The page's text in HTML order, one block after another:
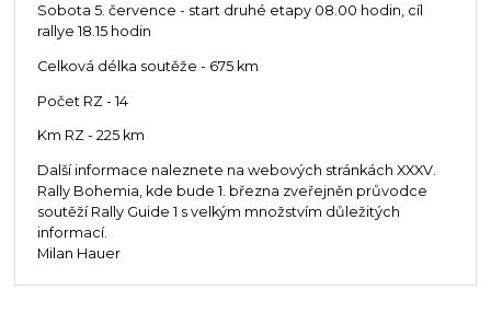
Sobota 5. července - start druhé etapy 08.00 hodin, cíl
rallye 18.15 hodin
Celková délka soutěže - 675 km
Počet RZ - 14
Km RZ - 225 km
Další informace naleznete na webových stránkách XXXV.
Rally Bohemia, kde bude 1. března zveřejněn průvodce
soutěží Rally Guide 1 s velkým množstvím důležitých
informací.
Milan Hauer